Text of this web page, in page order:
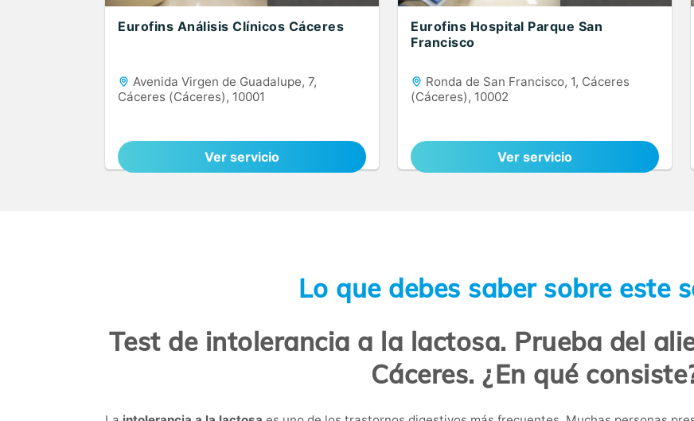
Eurofins Análisis Clínicos Cáceres
Avenida Virgen de Guadalupe, 7,
Cáceres (Cáceres), 10001
Ver servicio
Eurofins Hospital Parque San
Francisco
Ronda de San Francisco, 1, Cáceres
(Cáceres), 10002
Ver servicio
Lo que debes saber sobre este
Test de intolerancia a la lactosa. Prueba del
Cáceres. ¿En qué